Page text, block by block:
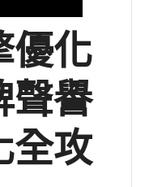
優化
聲譽
全攻